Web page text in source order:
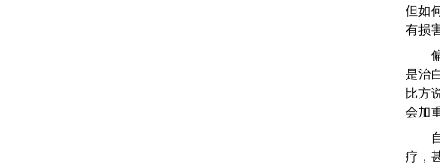
但如
有损
偏
是治
比方
会加
自
疗，